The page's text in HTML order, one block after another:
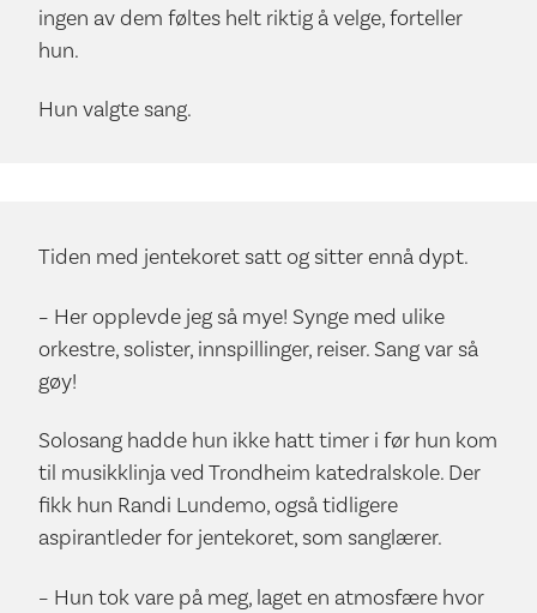
ingen av dem føltes helt riktig å velge, forteller
hun.
Hun valgte sang.
Tiden med jentekoret satt og sitter ennå dypt.
– Her opplevde jeg så mye! Synge med ulike
orkestre, solister, innspillinger, reiser. Sang var så
gøy!
Solosang hadde hun ikke hatt timer i før hun kom
til musikklinja ved Trondheim katedralskole. Der
fikk hun Randi Lundemo, også tidligere
aspirantleder for jentekoret, som sanglærer.
– Hun tok vare på meg, laget en atmosfære hvor